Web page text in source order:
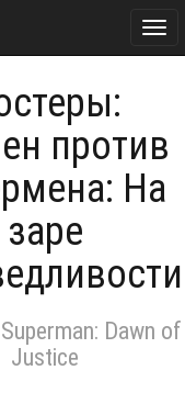
против
На
заре
Dawn of
Justice